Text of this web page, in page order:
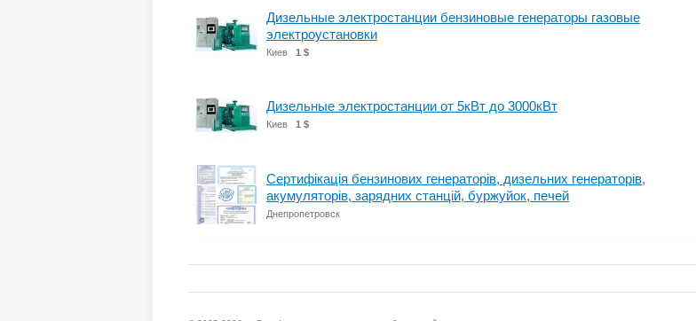
Дизельные электростанции бензиновые генераторы газовые
электроустановки
Киев 1 $
Дизельные электростанции от 5кВт до 3000кВт
Киев 1 $
Сертифікація бензинових генераторів, дизельних генераторів,
акумуляторів, зарядних станцій, буржуйок, печей
Днепропетровск